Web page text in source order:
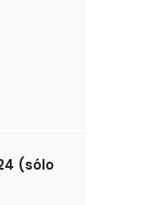
(sólo